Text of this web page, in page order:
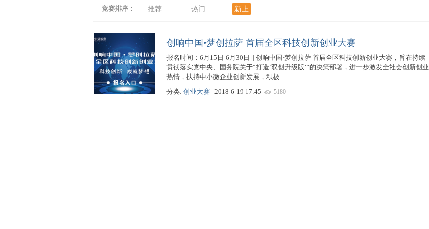
竞赛排序：
推荐 热门 新上
创响中国•梦创拉萨 首届全区科技创新创业大赛
报名时间：6月15日-6月30日 || 创响中国·梦创拉萨 首届全区科技创新创业大赛，旨在持续
贯彻落实党中央、国务院关于“打造‘双创升级版’”的决策部署，进一步激发全社会创新创业
热情，扶持中小微企业创新发展，积极 ...
分类: 创业大赛 2018-6-19 17:45 5180